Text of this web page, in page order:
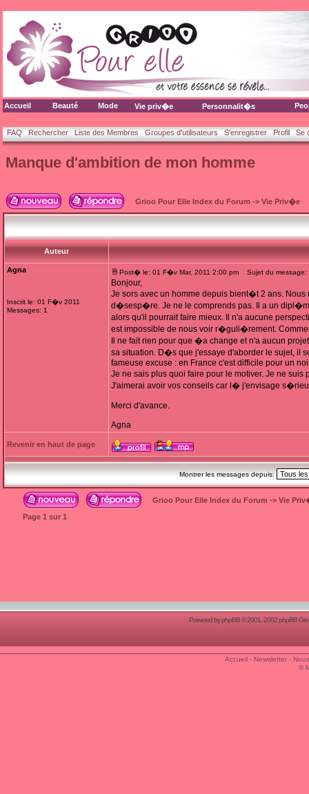
Accueil Beauté Mode Vie priv�e Personnalit�s
FAQ Rechercher Liste des Membres Groupes d'utilisateurs S'enregistrer Profil Se
Manque d'ambition de mon homme
Grioo Pour Elle Index du Forum -> Vie Priv�e
Auteur
Agna
Inscrit le: 01 F�v 2011
Messages: 1
Post� le: 01 F�v Mar, 2011 2:00 pm Sujet du message:
Bonjour,
Je sors avec un homme depuis bient�t 2 ans.
d�sesp�re. Je ne le comprends pas. Il a un
alors qu'il pourrait faire mieux. Il n'a aucune
est impossible de nous voir r�guli�rement.
Il ne fait rien pour que �a change et n'a aucun
sa situation. D�s que j'essaye d'aborder le sujet, il
fameuse excuse : en France c'est difficile pour un
Je ne sais plus quoi faire pour le motiver. Je ne
J'aimerai avoir vos conseils car l� j'envisage
Merci d'avance.
Agna
Revenir en haut de page
Montrer les messages depuis:
Grioo Pour Elle Index du Forum -> Vie
Page 1 sur 1
Powered byphpBB© 2001, 2002 phpBB
Accueil- Newsletter-
©